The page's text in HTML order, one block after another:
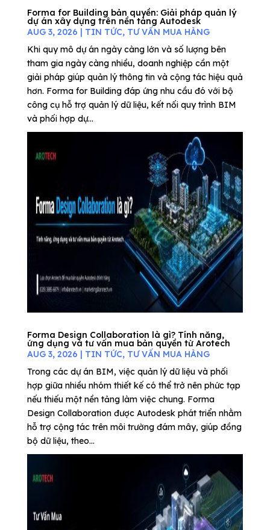
Forma for Building bản quyền: Giải pháp quản lý
dự án xây dựng trên nền tảng Autodesk
AUG 3, 2026 | TIN TỨC, TƯ VẤN MUA HÀNG
Khi quy mô dự án ngày càng lớn và số lượng bên
tham gia ngày càng nhiều, doanh nghiệp cần một
giải pháp giúp quản lý thông tin và cộng tác hiệu quả
hơn. Forma for Building đáp ứng nhu cầu đó với bộ
công cụ hỗ trợ quản lý dữ liệu, kết nối quy trình BIM
và phối hợp dự...
Forma Design Collaboration là gì? Tính năng,
ứng dụng và tư vấn mua bản quyền từ Arotech
AUG 3, 2026 | TIN TỨC, TƯ VẤN MUA HÀNG
Trong các dự án BIM, việc quản lý dữ liệu và phối
hợp giữa nhiều nhóm thiết kế có thể trở nên phức tạp
nếu thiếu một nền tảng làm việc chung. Forma
Design Collaboration được Autodesk phát triển nhằm
hỗ trợ cộng tác trên môi trường đám mây, giúp đồng
bộ dữ liệu, theo...